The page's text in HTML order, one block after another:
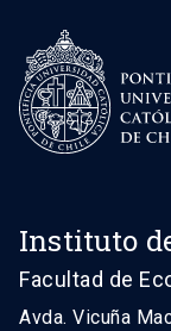
Instituto
Facultad de
Avda. Vicuña